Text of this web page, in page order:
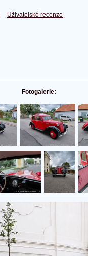
Uživatelské recenze
Fotogalerie: